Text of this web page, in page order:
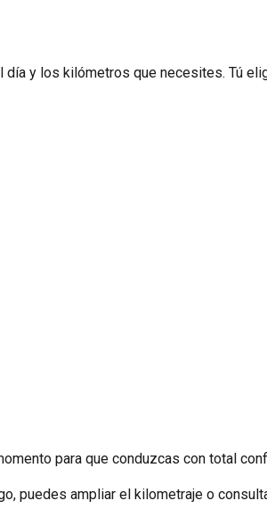
y los kilómetros que necesites. Tú
para que conduzcas con total
puedes ampliar el kilometraje o